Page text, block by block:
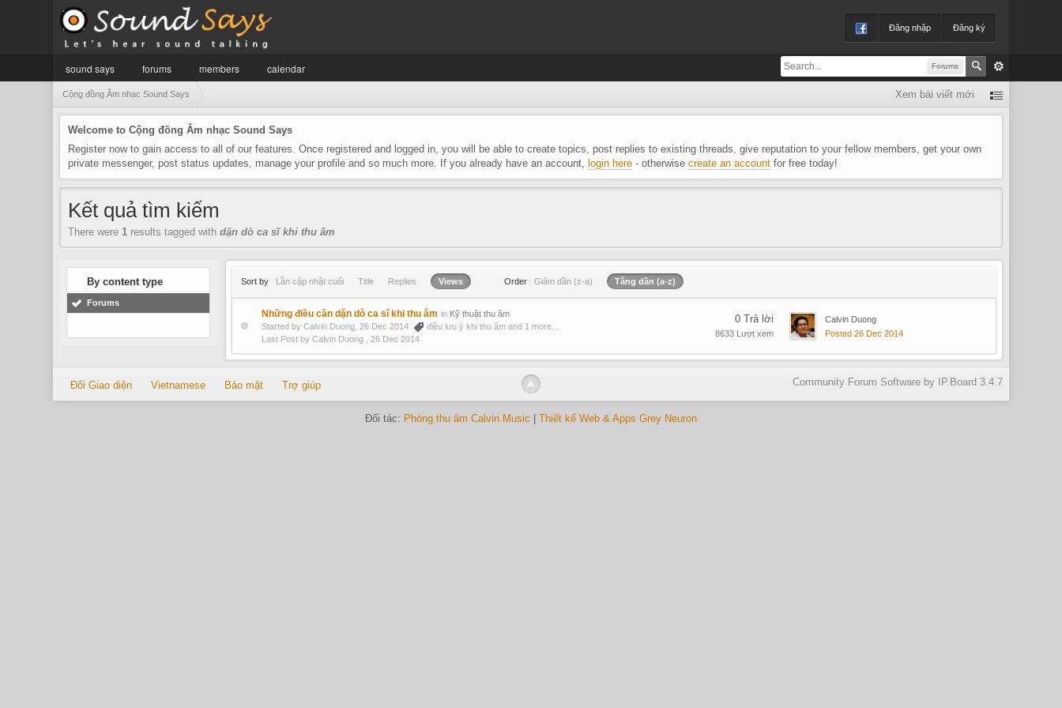
Đăng nhập Đăng ký
Forums
sound says forums members calendar
Cộng đồng Âm nhạc Sound Says Xem bài viết mới
Welcome to Cộng đồng Âm nhạc Sound Says
Register now to gain access to all of our features. Once registered and logged in, you will be able to create topics, post replies to existing threads, give reputation to your fellow members, get your own
private messenger, post status updates, manage your profile and so much more. If you already have an account, login here - otherwisecreate an account for free today!
Kết quả tìm kiếm
There were 1 results tagged withdặn dò ca sĩ khi thu âm
By content type
Forums
Sort by Lần cập nhật cuối Title Replies Views Order Giảm dần (z-a) Tăng dần (a-z)
Những điều cần dặn dò ca sĩ khi thu âm in Kỹ thuật thu âm
Started by Calvin Duong, 26 Dec 2014
điều lưu ý khi thu âm and 1 more...
Last Post by Calvin Duong , 26 Dec 2014
0 Trả lời
8633 Lượt xem
Calvin Duong
Posted 26 Dec 2014
Community Forum Software by IP.Board 3.4.7
Đổi Giao diện Vietnamese Bảo mật Trợ giúp
Đối tác: Phòng thu âm Calvin Music Thiết kế Web & Apps Grey Neuron